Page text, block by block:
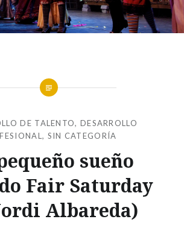
DE TALENTO, DESARROLLO
, SIN CATEGORÍA
sueño
Fair Saturday
Albareda)